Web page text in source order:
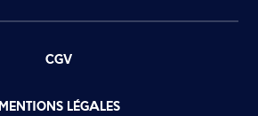
CGV
MENTIONS LÉGALES